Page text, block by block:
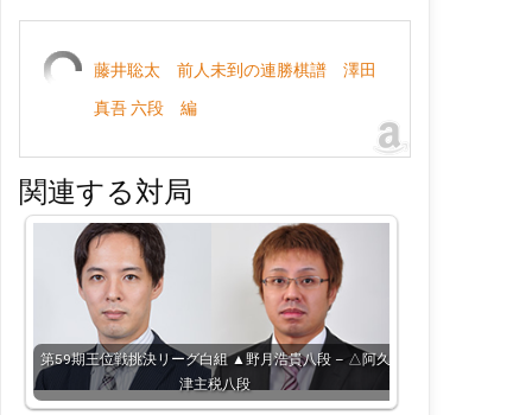
藤井聡太 前人未到の連勝棋譜 澤田
真吾 六段 編
関連する対局
第59期王位戦挑決リーグ白組 ▲野月浩貴八段 – △阿久
津主税八段